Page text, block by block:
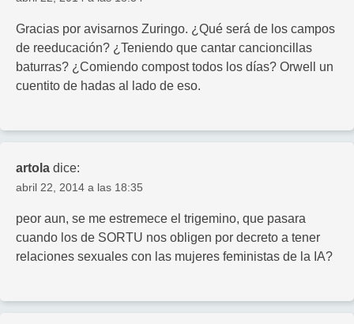
Gracias por avisarnos Zuringo. ¿Qué será de los campos
de reeducación? ¿Teniendo que cantar cancioncillas
baturras? ¿Comiendo compost todos los días? Orwell un
cuentito de hadas al lado de eso.
artola dice:
abril 22, 2014 a las 18:35
peor aun, se me estremece el trigemino, que pasara
cuando los de SORTU nos obligen por decreto a tener
relaciones sexuales con las mujeres feministas de la IA?